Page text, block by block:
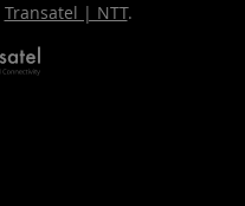
Transatel | NTT.